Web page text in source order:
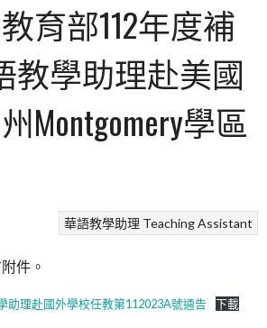
育部112年度補
教學助理赴美國
Montgomery學區
華語教學助理 Teaching Assistant
件。
助理赴國外學校任教第112023A號通告 下載